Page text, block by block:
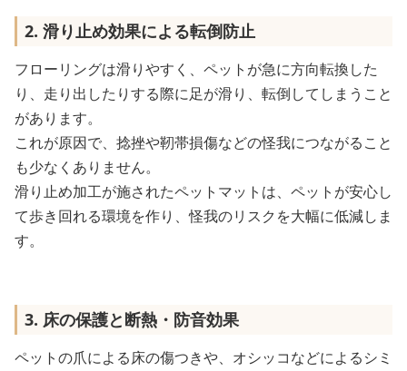
2. 滑り止め効果による転倒防止
フローリングは滑りやすく、ペットが急に方向転換した
り、走り出したりする際に足が滑り、転倒してしまうこと
があります。
これが原因で、捻挫や靭帯損傷などの怪我につながること
も少なくありません。
滑り止め加工が施されたペットマットは、ペットが安心し
て歩き回れる環境を作り、怪我のリスクを大幅に低減しま
す。
3. 床の保護と断熱・防音効果
ペットの爪による床の傷つきや、オシッコなどによるシミ